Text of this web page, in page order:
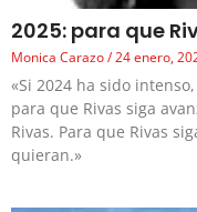
2025: para que
Monica Carazo 24 enero,
«Si 2024 ha sido
para que Rivas siga
Rivas. Para que Rivas
quieran.»